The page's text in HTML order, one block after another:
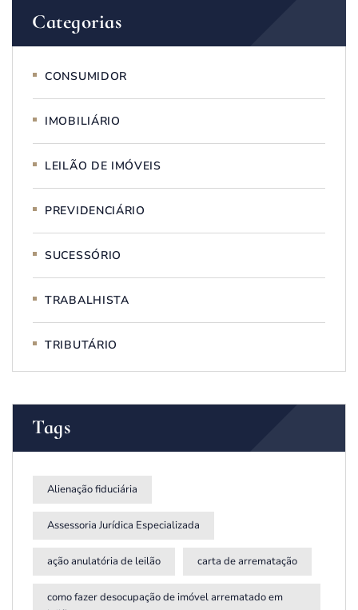
Categorias
CONSUMIDOR
IMOBILIÁRIO
LEILÃO DE IMÓVEIS
PREVIDENCIÁRIO
SUCESSÓRIO
TRABALHISTA
TRIBUTÁRIO
Tags
Alienação fiduciária
Assessoria Jurídica Especializada
ação anulatória de leilão carta de arrematação
como fazer desocupação de imóvel arrematado em